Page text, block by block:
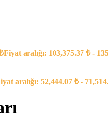
Ofis Saksıları
Pc Taşıyıcılar
₺Fiyat aralığı: 103,375.37 ₺ -
aralığı: 52,444.07 ₺ -